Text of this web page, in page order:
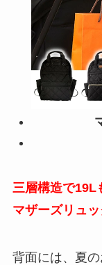
三層構造で19L
マザーズリュッ
背面には、夏